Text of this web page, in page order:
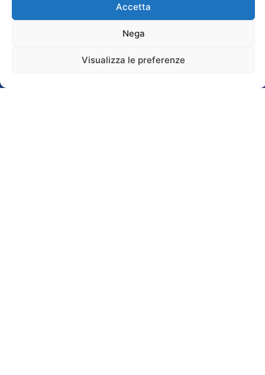
Accetta
Nega
Visualizza le preferenze
APPUNTAMENTO